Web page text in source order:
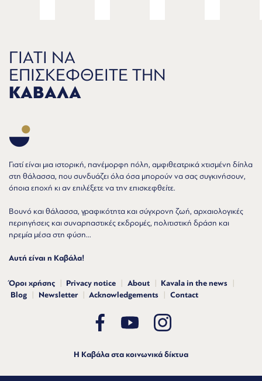
ΓΙΑΤΙ ΝΑ
ΕΠΙΣΚΕΦΘΕΙΤΕ ΤΗΝ
ΚΑΒΑΛΑ
Γιατί είναι μια ιστορική, πανέμορφη πόλη, αμφιθεατρικά χτισμένη δίπλα
στη θάλασσα, που συνδυάζει όλα όσα μπορούν να σας συγκινήσουν,
όποια εποχή κι αν επιλέξετε να την επισκεφθείτε.
Βουνό και θάλασσα, γραφικότητα και σύγχρονη ζωή, αρχαιολογικές
περιηγήσεις και συναρπαστικές εκδρομές, πολιτιστική δράση και
ηρεμία μέσα στη φύση...
Αυτή είναι η Καβάλα!
Όροι χρήσης Privacy notice About
Kavala in the news
Blog
Newsletter Acknowledgements Contact
Η Καβάλα στα κοινωνικά δίκτυα